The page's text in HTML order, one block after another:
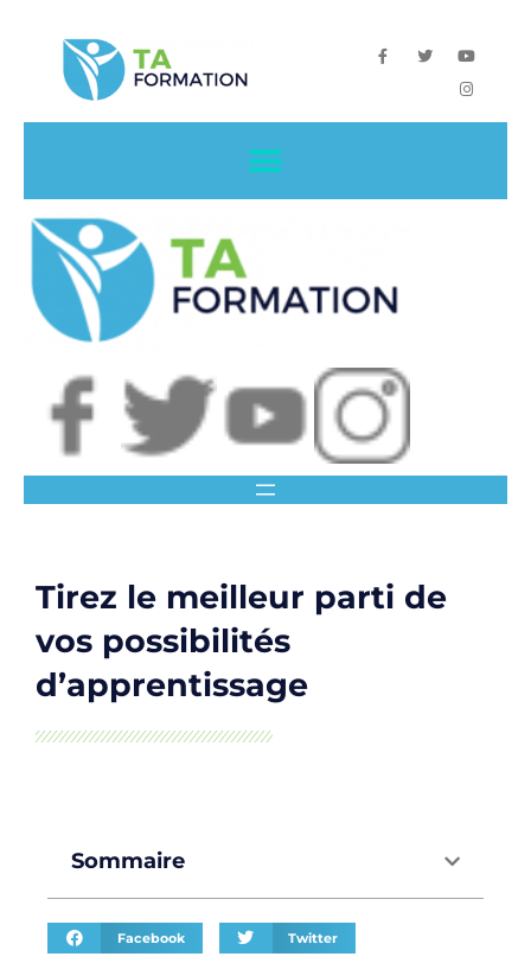
Tirez le meilleur parti de
vos possibilités
d’apprentissage
Sommaire
Facebook Twitter